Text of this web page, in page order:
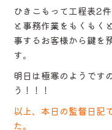
ひきこもって工程表2
と事務作業をもくもく
事するお客様から鍵を
す。
明日は極寒のようです
う！！！
以上、本日の監督日記
た。